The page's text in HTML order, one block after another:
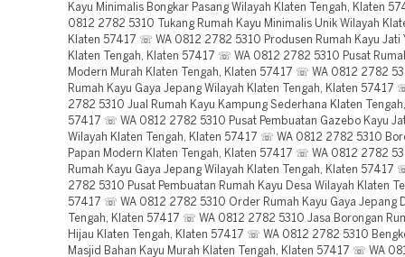
Kayu Minimalis Bongkar Pasang Wilayah Klaten Tengah, Klaten
0812 2782 5310 Tukang Rumah Kayu Minimalis Unik Wilayah
Klaten 57417 ☏ WA 0812 2782 5310 Produsen Rumah Kayu Jati
Klaten Tengah, Klaten 57417 ☏ WA 0812 2782 5310 Pusat
Modern Murah Klaten Tengah, Klaten 57417 ☏ WA 0812 2782
Rumah Kayu Gaya Jepang Wilayah Klaten Tengah, Klaten 57417
2782 5310 Jual Rumah Kayu Kampung Sederhana Klaten
57417 ☏ WA 0812 2782 5310 Pusat Pembuatan Gazebo Kayu
Wilayah Klaten Tengah, Klaten 57417 ☏ WA 0812 2782 5310
Papan Modern Klaten Tengah, Klaten 57417 ☏ WA 0812 2782
Rumah Kayu Gaya Jepang Wilayah Klaten Tengah, Klaten 57417
2782 5310 Pusat Pembuatan Rumah Kayu Desa Wilayah Klaten
57417 ☏ WA 0812 2782 5310 Order Rumah Kayu Gaya Jepang
Tengah, Klaten 57417 ☏ WA 0812 2782 5310 Jasa Borongan
Hijau Klaten Tengah, Klaten 57417 ☏ WA 0812 2782 5310
Masjid Bahan Kayu Murah Klaten Tengah, Klaten 57417 ☏ WA